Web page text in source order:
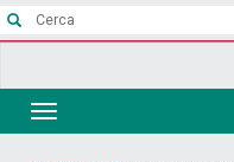
Salta
Toggle
navigation